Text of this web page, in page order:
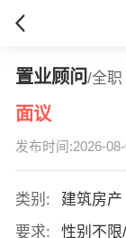
置业顾问/全职
面议
发布时间:2026-
类别:
建筑房产
要求:
性别不限